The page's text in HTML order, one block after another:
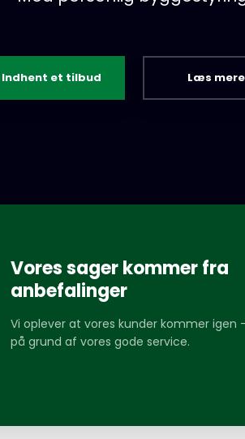
Indhent et tilbud Læs mere​
Vores sager kommer fra
anbefalinger
Vi oplever at vores kunder kommer igen -
på grund af vores gode service.